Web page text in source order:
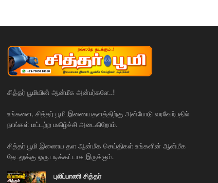
சித்தர் பூமியின் ஆன்மீக அன்பர்களே..!
உங்களை, சித்தர் பூமி இணையதளத்திற்கு அன்போடு வரவேற்பதில்
நாங்கள் மட்டற்ற மகிழ்ச்சி அடைகிறோம்.
சித்தர் பூமி இணைய தள ஆன்மீக செய்திகள் உங்களின் ஆன்மீக
தேடலுக்கு ஒரு படிக்கட்டாக இருக்கும்.
புலிப்பாணி சித்தர்